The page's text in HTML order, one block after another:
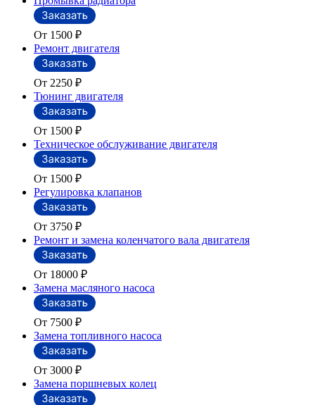
От 1500 ₽
Ремонт двигателя
От 2250 ₽
Тюнинг двигателя
От 1500 ₽
Техническое обслуживание двигателя
От 1500 ₽
Регулировка клапанов
От 3750 ₽
Ремонт и замена коленчатого вала двигателя
От 18000 ₽
Замена масляного насоса
От 7500 ₽
Замена топливного насоса
От 3000 ₽
Замена поршневых колец